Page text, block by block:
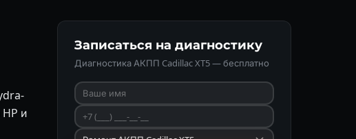
и
Записаться на диагностику
Диагностика АКПП Cadillac XT5 — бесплатно